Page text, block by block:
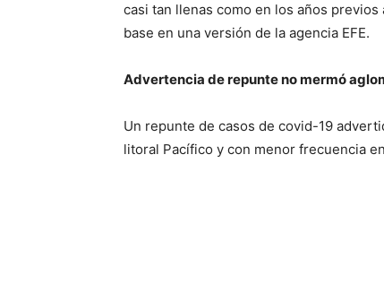
casi tan llenas como en los años
base en una versión de la agencia EFE.
Advertencia de repunte no mermó
Un repunte de casos de covid-19
litoral Pacífico y con menor frecuencia